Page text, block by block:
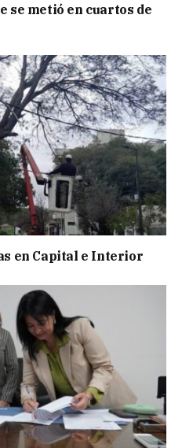
se metió en cuartos de
en Capital e Interior